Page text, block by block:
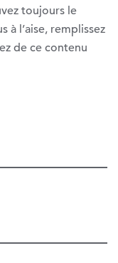
toujours le
à l’aise, remplissez
de ce contenu